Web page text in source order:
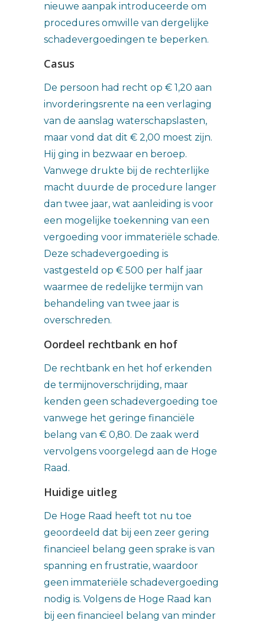
nieuwe aanpak introduceerde om
procedures omwille van dergelijke
schadevergoedingen te beperken.
Casus
De persoon had recht op € 1,20 aan
invorderingsrente na een verlaging
van de aanslag waterschapslasten,
maar vond dat dit € 2,00 moest zijn.
Hij ging in bezwaar en beroep.
Vanwege drukte bij de rechterlijke
macht duurde de procedure langer
dan twee jaar, wat aanleiding is voor
een mogelijke toekenning van een
vergoeding voor immateriële schade.
Deze schadevergoeding is
vastgesteld op € 500 per half jaar
waarmee de redelijke termijn van
behandeling van twee jaar is
overschreden.
Oordeel rechtbank en hof
De rechtbank en het hof erkenden
de termijnoverschrijding, maar
kenden geen schadevergoeding toe
vanwege het geringe financiële
belang van € 0,80. De zaak werd
vervolgens voorgelegd aan de Hoge
Raad.
Huidige uitleg
De Hoge Raad heeft tot nu toe
geoordeeld dat bij een zeer gering
financieel belang geen sprake is van
spanning en frustratie, waardoor
geen immateriële schadevergoeding
nodig is. Volgens de Hoge Raad kan
bij een financieel belang van minder